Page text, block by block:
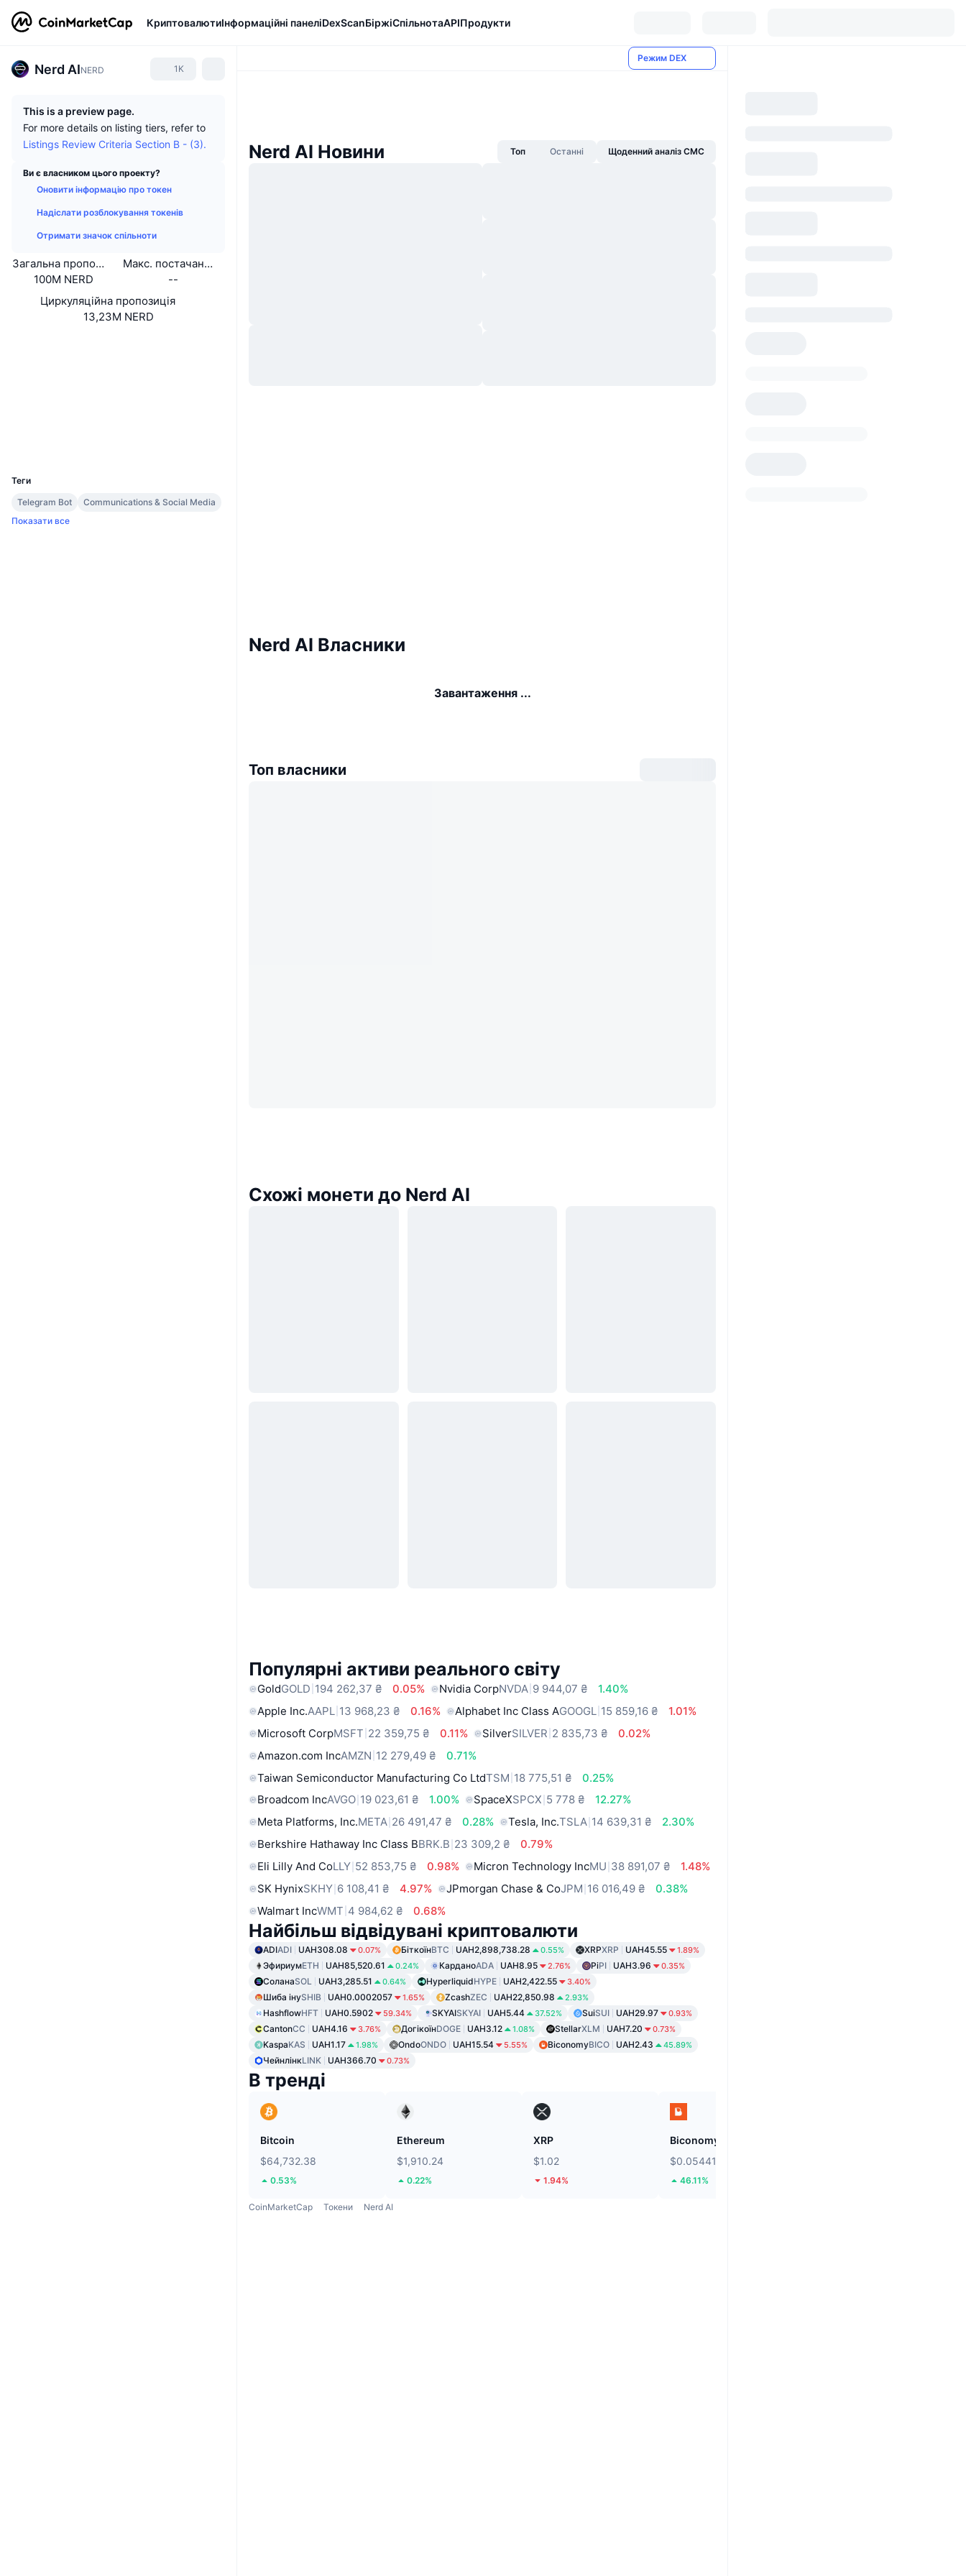
КриптовалютиІнформаційні панеліDexScanБіржіСпільнотаAPIПродукти
Nerd AINERD 1K
This is a preview page.
For more details on listing tiers, refer to
Listings Review Criteria Section B - (3).
Ви є власником цього проекту?
Оновити інформацію про токен
Надіслати розблокування токенів
Отримати значок спільноти
Загальна пропозиція
100M NERD
Макс. постачання
--
Циркуляційна пропозиція
13,23M NERD
Теги
Telegram Bot
Communications & Social Media
Показати все
Режим DEX
Nerd AI Новини Топ Останні Щоденний аналіз CMC
Nerd AI Власники
Завантаження ...
Топ власники
Схожі монети до Nerd AI
Популярні активи реального світу
GoldGOLD 194 262,37 ₴ 0.05% Nvidia CorpNVDA 9 944,07 ₴
1.40%
Apple Inc.AAPL 13 968,23 ₴ 0.16% Alphabet Inc Class AGOOGL 15 859,16 ₴
1.01%
Microsoft CorpMSFT 22 359,75 ₴ 0.11% SilverSILVER 2 835,73 ₴
0.02%
Amazon.com IncAMZN 12 279,49 ₴
0.71%
Taiwan Semiconductor Manufacturing Co LtdTSM 18 775,51 ₴
0.25%
Broadcom IncAVGO 19 023,61 ₴ 1.00% SpaceXSPCX 5 778 ₴
12.27%
Meta Platforms, Inc.META 26 491,47 ₴ 0.28% Tesla, Inc.TSLA 14 639,31 ₴
2.30%
Berkshire Hathaway Inc Class BBRK.B 23 309,2 ₴
0.79%
Eli Lilly And CoLLY 52 853,75 ₴ 0.98% Micron Technology IncMU 38 891,07 ₴
1.48%
SK HynixSKHY 6 108,41 ₴ 4.97% JPmorgan Chase & CoJPM 16 016,49 ₴
0.38%
Walmart IncWMT 4 984,62 ₴ 0.68%
Найбільш відвідувані криптовалюти
ADIADI UAH308.08 0.07% БіткоїнBTC UAH2,898,738.28 0.55% XRPXRP UAH45.55 1.89%
ЭфириумETH UAH85,520.61 0.24% КарданоADA UAH8.95 2.76% PiPI UAH3.96 0.35%
СоланаSOL UAH3,285.51 0.64% HyperliquidHYPE UAH2,422.55 3.40%
Шиба інуSHIB UAH0.0002057 1.65% ZcashZEC UAH22,850.98 2.93%
HashflowHFT UAH0.5902 59.34% SKYAISKYAI UAH5.44 37.52% SuiSUI UAH29.97 0.93%
CantonCC UAH4.16 3.76% ДогікоїнDOGE UAH3.12 1.08% StellarXLM UAH7.20 0.73%
KaspaKAS UAH1.17 1.98% OndoONDO UAH15.54 5.55% BiconomyBICO UAH2.43 45.89%
ЧейнлінкLINK UAH366.70 0.73%
В тренді
Bitcoin
$64,732.38
0.53%
Ethereum
$1,910.24
0.22%
XRP
$1.02
1.94%
Biconomy
$0.05441
46.11%
CoinMarketCap Токени Nerd AI